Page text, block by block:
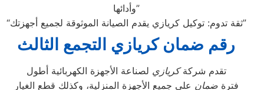
وأدائها”
“ثقة تدوم: توكيل كريازي يقدم الصيانة الموثوقة لجميع أجهزتك”
رقم ضمان كريازي التجمع الثالث
تقدم شركةكريازي لصناعة الأجهزة الكهربائية أطول
فترةضمان على جميع الأجهزة المنزلية، وكذلك قطع الغيار